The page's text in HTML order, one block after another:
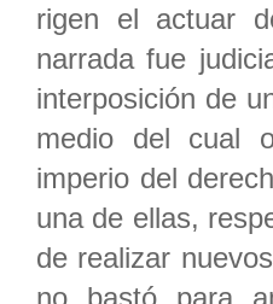
rigen el actuar
narrada fue
interposición de
medio del cual
imperio del
una de ellas,
de realizar
no bastó para